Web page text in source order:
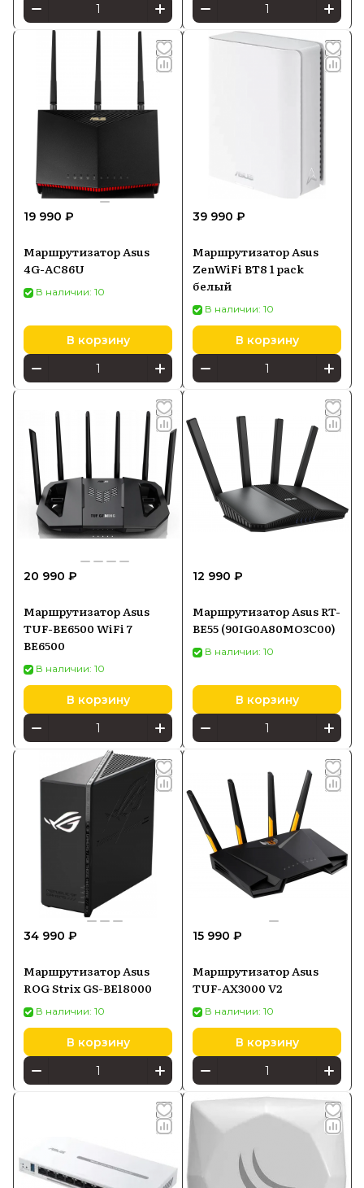
19 990 ₽
Маршрутизатор Asus
4G-AC86U
В наличии: 10
В корзину
39 990 ₽
Маршрутизатор Asus
ZenWiFi BT8 1 pack
белый
В наличии: 10
В корзину
20 990 ₽
Маршрутизатор Asus
TUF-BE6500 WiFi 7
BE6500
В наличии: 10
В корзину
12 990 ₽
Маршрутизатор Asus RT-
BE55 (90IG0A80MO3C00)
В наличии: 10
В корзину
34 990 ₽
Маршрутизатор Asus
ROG Strix GS-BE18000
В наличии: 10
В корзину
15 990 ₽
Маршрутизатор Asus
TUF-AX3000 V2
В наличии: 10
В корзину